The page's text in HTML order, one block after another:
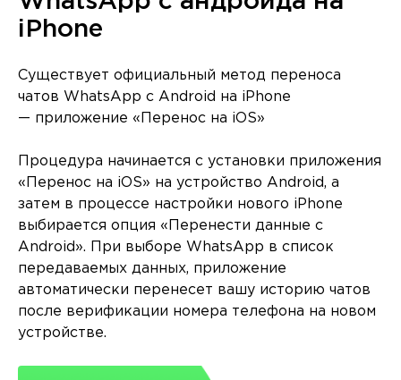
iPhone
Существует официальный метод переноса
чатов WhatsApp с Android на iPhone
— приложение «Перенос на iOS»
Процедура начинается с установки приложения
«Перенос на iOS» на устройство Android, а
затем в процессе настройки нового iPhone
выбирается опция «Перенести данные с
Android». При выборе WhatsApp в список
передаваемых данных, приложение
автоматически перенесет вашу историю чатов
после верификации номера телефона на новом
устройстве.